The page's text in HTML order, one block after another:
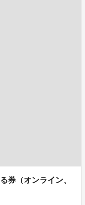
券（オンライン、